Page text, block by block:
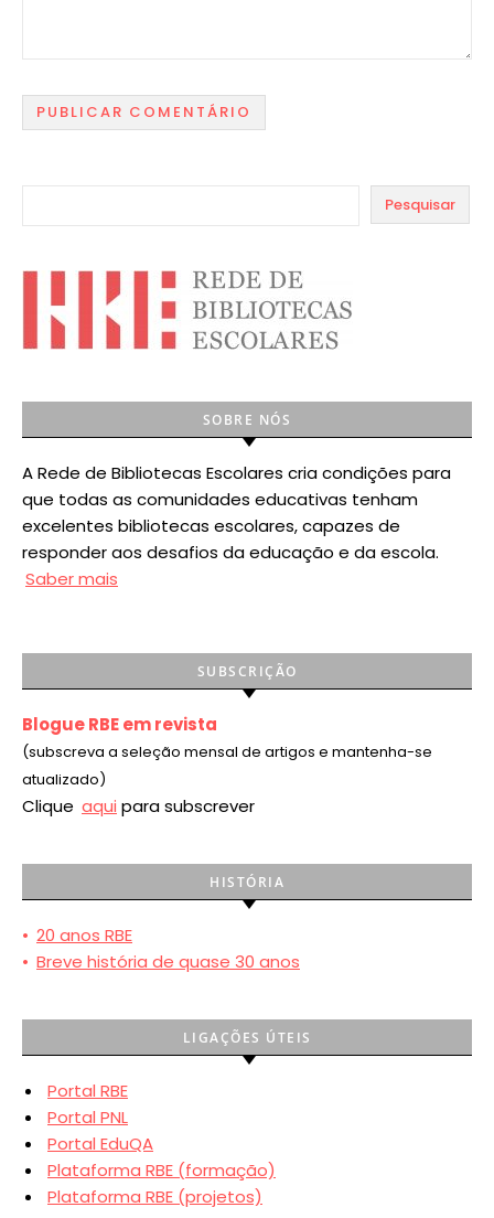
Pesquisar
SOBRE NÓS
A Rede de Bibliotecas Escolares cria condições para
que todas as comunidades educativas tenham
excelentes bibliotecas escolares, capazes de
responder aos desafios da educação e da escola.
Saber mais
SUBSCRIÇÃO
Blogue RBE em revista
(subscreva a seleção mensal de artigos e mantenha-se
atualizado)
Clique aqui para subscrever
HISTÓRIA
• 20 anos RBE
• Breve história de quase 30 anos
LIGAÇÕES ÚTEIS
Portal RBE
Portal PNL
Portal EduQA
Plataforma RBE (formação)
Plataforma RBE (projetos)